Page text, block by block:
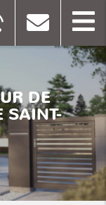
DE
SAINT-